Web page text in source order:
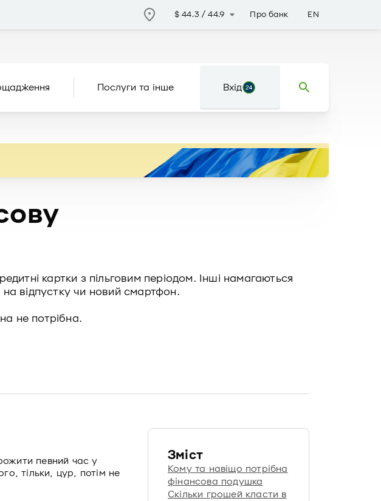
$ 44.3 / 44.9 Про банк EN
Послуги та інше Вхід
картки з пільговим періодом. Інші намагаються
відпустку чи новий смартфон.
не потрібна.
певний час у
тільки, цур, потім не
Зміст
Кому та навіщо потрібна
фінансова подушка
Скільки грошей класти в